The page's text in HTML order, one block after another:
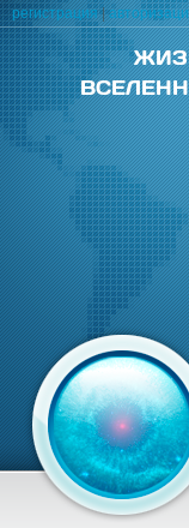
регистрация|